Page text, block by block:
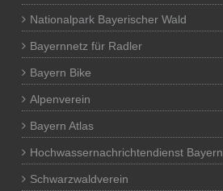
Nationalpark Bayerischer Wald
Bayernnetz für Radler
Bayern Bike
Alpenverein
Bayern Atlas
Hochwassernachrichtendienst Bayern
Schwarzwaldverein